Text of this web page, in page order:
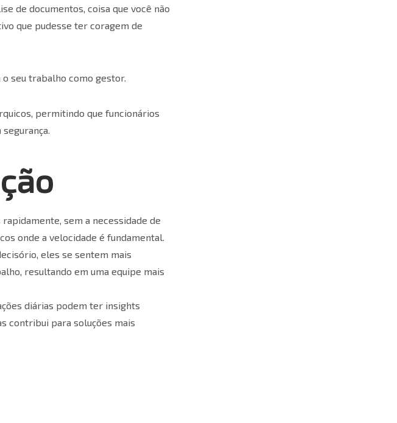
de documentos, coisa que você não
que pudesse ter coragem de
seu trabalho como gestor.
permitindo que funcionários
sem a necessidade de
onde a velocidade é fundamental.
eles se sentem mais
resultando em uma equipe mais
diárias podem ter insights
contribui para soluções mais